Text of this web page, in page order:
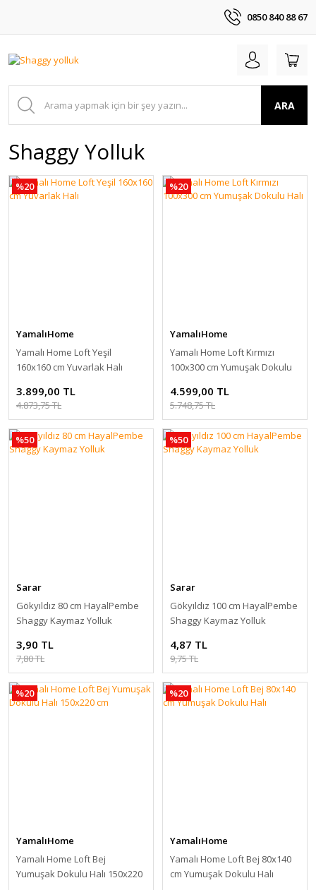
0850 840 88 67
ARA
Shaggy Yolluk
%20
YamalıHome
Yamalı Home Loft Yeşil
160x160 cm Yuvarlak Halı
3.899,00 TL
4.873,75 TL
%20
YamalıHome
Yamalı Home Loft Kırmızı
100x300 cm Yumuşak Dokulu
4.599,00 TL
5.748,75 TL
%50
Sarar
Gökyıldız 80 cm HayalPembe
Shaggy Kaymaz Yolluk
3,90 TL
7,80 TL
%50
Sarar
Gökyıldız 100 cm HayalPembe
Shaggy Kaymaz Yolluk
4,87 TL
9,75 TL
%20
YamalıHome
Yamalı Home Loft Bej
Yumuşak Dokulu Halı 150x220
%20
YamalıHome
Yamalı Home Loft Bej 80x140
cm Yumuşak Dokulu Halı